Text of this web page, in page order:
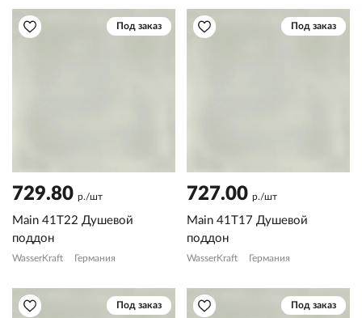
Под заказ
729.80 р./шт
Main 41T22 Душевой
поддон
WasserKraft Германия
Под заказ
727.00 р./шт
Main 41T17 Душевой
поддон
WasserKraft Германия
Под заказ Под заказ